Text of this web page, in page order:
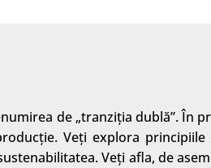
de „tranziția dublă”. În
Veți explora
Veți afla, de